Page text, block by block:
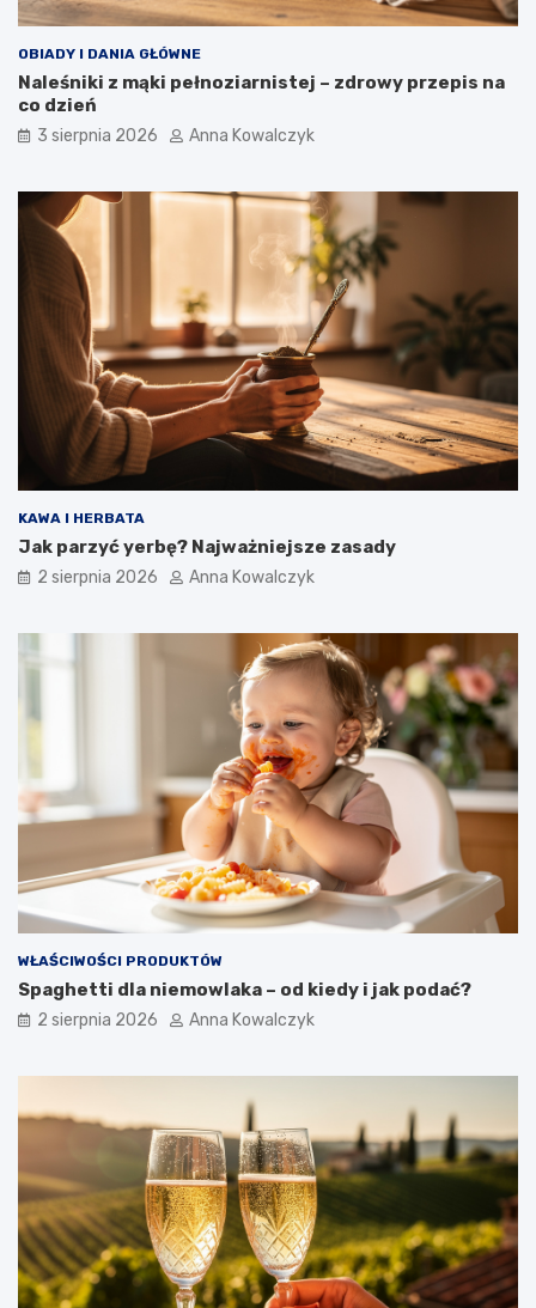
OBIADY I DANIA GŁÓWNE
Naleśniki z mąki pełnoziarnistej – zdrowy przepis na
co dzień
3 sierpnia 2026 Anna Kowalczyk
KAWA I HERBATA
Jak parzyć yerbę? Najważniejsze zasady
2 sierpnia 2026 Anna Kowalczyk
WŁAŚCIWOŚCI PRODUKTÓW
Spaghetti dla niemowlaka – od kiedy i jak podać?
2 sierpnia 2026 Anna Kowalczyk